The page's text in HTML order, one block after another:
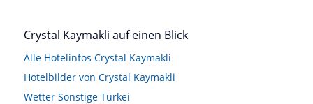
Crystal Kaymakli auf einen Blick
Alle Hotelinfos Crystal Kaymakli
Hotelbilder von Crystal Kaymakli
Wetter Sonstige Türkei